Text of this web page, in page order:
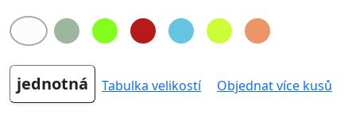
jednotná Tabulka velikostí Objednat více kusů